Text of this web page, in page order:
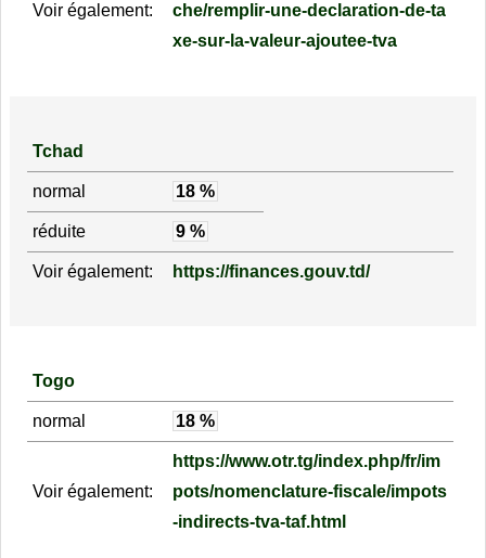
Voir également:
che/remplir-une-declaration-de-ta
xe-sur-la-valeur-ajoutee-tva
Tchad
normal 18 %
réduite 9 %
Voir également: https://finances.gouv.td/
Togo
normal 18 %
Voir également:
https://www.otr.tg/index.php/fr/im
pots/nomenclature-fiscale/impots
-indirects-tva-taf.html